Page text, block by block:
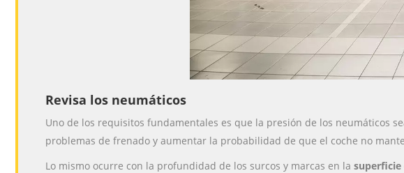
Revisa los neumáticos
Uno de los requisitos fundamentales es que la presión de los neumáticos
problemas de frenado y aumentar la probabilidad de que el coche no
Lo mismo ocurre con la profundidad de los surcos y marcas en la superficie